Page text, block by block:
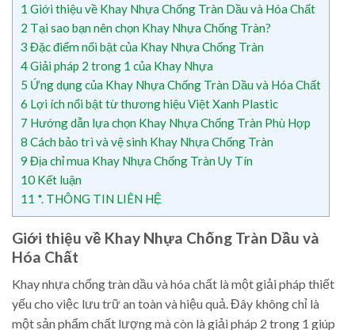
1 Giới thiệu về Khay Nhựa Chống Tràn Dầu và Hóa Chất
2 Tại sao bạn nên chọn Khay Nhựa Chống Tràn?
3 Đặc điểm nổi bật của Khay Nhựa Chống Tràn
4Giải pháp 2 trong 1 của Khay Nhựa
5 Ứng dụng của Khay Nhựa Chống Tràn Dầu và Hóa Chất
6 Lợi ích nổi bật từ thương hiệu Việt Xanh Plastic
7 Hướng dẫn lựa chọn Khay Nhựa Chống Tràn Phù Hợp
8 Cách bảo trì và vệ sinh Khay Nhựa Chống Tràn
9 Địa chỉ mua Khay Nhựa Chống Tràn Uy Tín
10 Kết luận
11 *. THÔNG TIN LIÊN HỆ
Giới thiệu về Khay Nhựa Chống Tràn Dầu và
Hóa Chất
Khay nhựa chống tràn dầu và hóa chất là một giải pháp thiết
yếu cho việc lưu trữ an toàn và hiệu quả. Đây không chỉ là
một sản phẩm chất lượng mà còn là giải pháp 2 trong 1 giúp